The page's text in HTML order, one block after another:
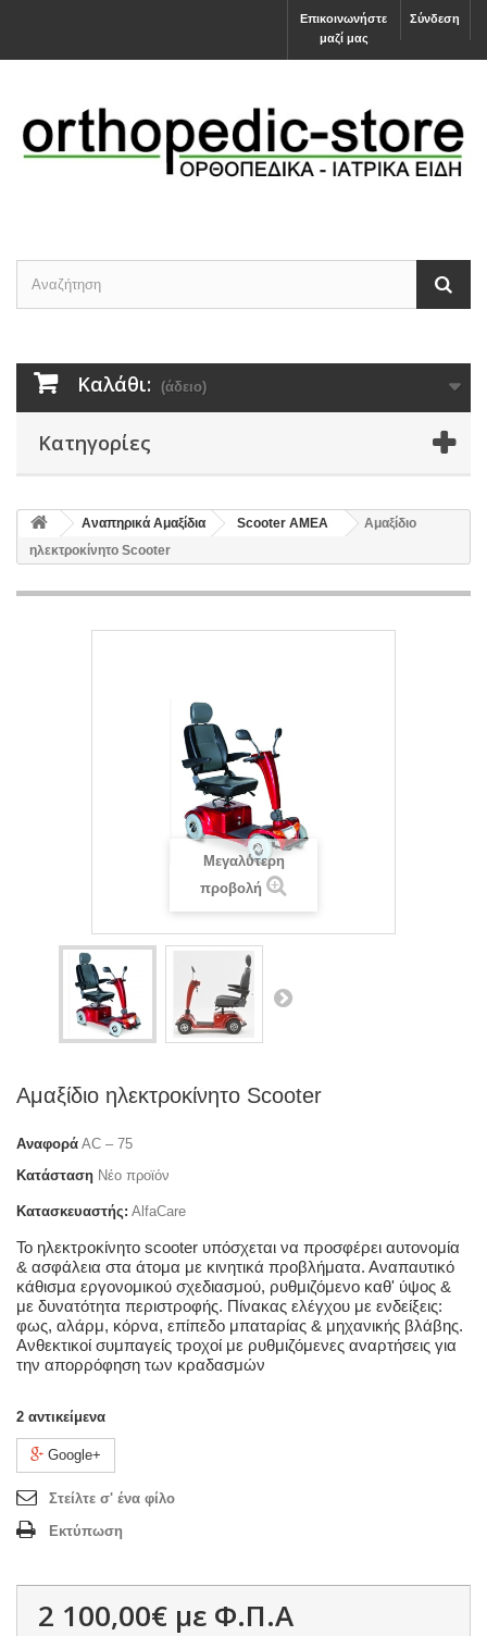
Σύνδεση
Επικοινωνήστε
μαζί μας
Καλάθι: (άδειο)
Κατηγορίες
Αναπηρικά Αμαξίδια Scooter ΑΜΕΑ
Αμαξίδιο
ηλεκτροκίνητο Scooter
Μεγαλύτερη
προβολή
Αμαξίδιο ηλεκτροκίνητο Scooter
Αναφορά AC – 75
Κατάσταση Νέο προϊόν
Κατασκευαστής: AlfaCare
Το ηλεκτροκίνητο scooter υπόσχεται να προσφέρει αυτονομία
& ασφάλεια στα άτομα με κινητικά προβλήματα. Αναπαυτικό
κάθισμα εργονομικού σχεδιασμού, ρυθμιζόμενο καθ' ύψος &
με δυνατότητα περιστροφής. Πίνακας ελέγχου με ενδείξεις:
φως, αλάρμ, κόρνα, επίπεδο μπαταρίας & μηχανικής βλάβης.
Ανθεκτικοί συμπαγείς τροχοί με ρυθμιζόμενες αναρτήσεις για
την απορρόφηση των κραδασμών
2 αντικείμενα
Google+
Στείλτε σ' ένα φίλο
Εκτύπωση
2 100,00€ με Φ.Π.Α